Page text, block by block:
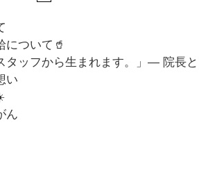
について🥤
タッフから生まれます。」― 院長と
い
ん